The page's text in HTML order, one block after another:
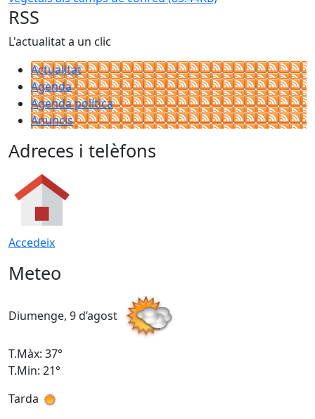
RSS
L'actualitat a un clic
Actualitat
Agenda
Agenda política
Anuncis
Adreces i telèfons
Accedeix
Meteo
Diumenge, 9 d’agost
T.Màx: 37°
T.Min: 21°
Tarda